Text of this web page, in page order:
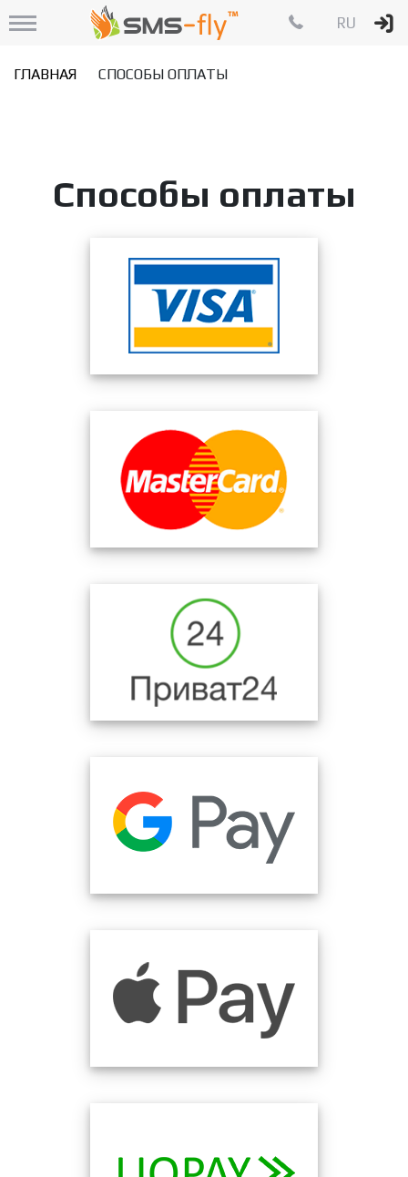
RU
ГЛАВНАЯ СПОСОБЫ ОПЛАТЫ
Способы оплаты